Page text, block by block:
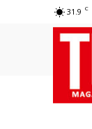
31.9 C